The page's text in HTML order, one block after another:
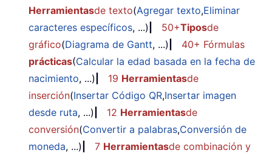
Herramientasde texto(Agregar texto,Eliminar
caracteres específicos, ...) 50+Tiposde
gráfico(Diagrama de Gantt, ...)
40+ Fórmulas
prácticas(Calcular la edad basada en la fecha de
nacimiento, ...) 19 Herramientasde
inserción(Insertar Código QR,Insertar imagen
desde ruta, ...) 12 Herramientasde
conversión(Convertir a palabras,Conversión de
moneda, ...) 7 Herramientasde combinación y